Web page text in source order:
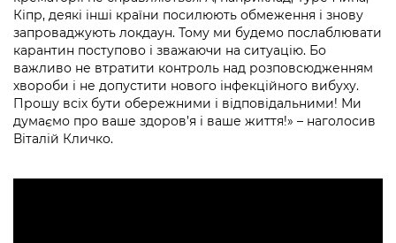
Київська міська військова адміністрація
Кіпр, деякі інші країни посилюють обмеження і знову
запроваджують локдаун. Тому ми будемо послаблювати
карантин поступово і зважаючи на ситуацію. Бо
важливо не втратити контроль над розповсюдженням
хвороби і не допустити нового інфекційного вибуху.
Прошу всіх бути обережними і відповідальними! Ми
думаємо про ваше здоров’я і ваше життя!» – наголосив
Віталій Кличко.